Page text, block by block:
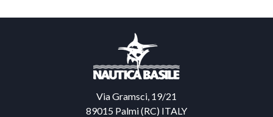
Via Gramsci, 19/21
89015 Palmi (RC) ITALY